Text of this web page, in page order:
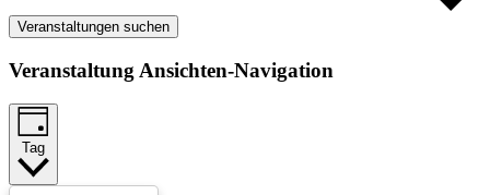
Veranstaltungen suchen
Veranstaltung Ansichten-Navigation
Tag